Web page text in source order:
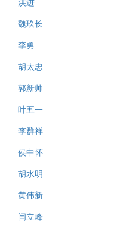
魏玖长
李勇
胡太忠
郭新帅
叶五一
李群祥
侯中怀
胡水明
黄伟新
闫立峰